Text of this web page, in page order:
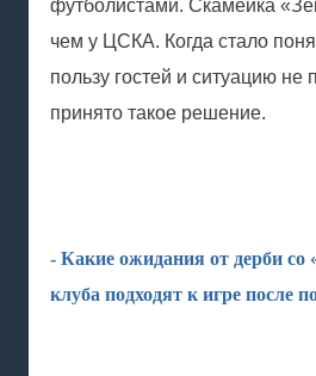
футболистами. Скамейка
чем у ЦСКА. Когда стало
пользу гостей и ситуацию не
принято такое решение.
- Какие ожидания от дерби со
клуба подходят к игре после